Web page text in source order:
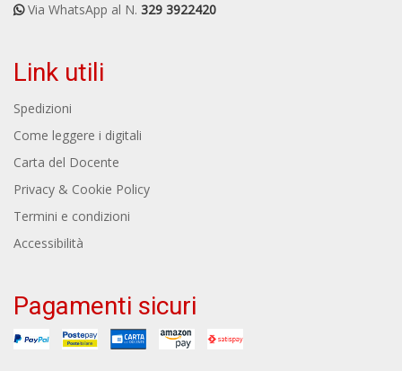
Via WhatsApp al N. 329 3922420
Link utili
Spedizioni
Come leggere i digitali
Carta del Docente
Privacy & Cookie Policy
Termini e condizioni
Accessibilità
Pagamenti sicuri